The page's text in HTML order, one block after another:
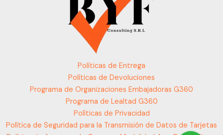
Políticas de Entrega
Políticas de Devoluciones
Programa de Organizaciones Embajadoras G360
Programa de Lealtad G360
Políticas de Privacidad
Política de Seguridad para la Transmisión de Datos de Tarjetas